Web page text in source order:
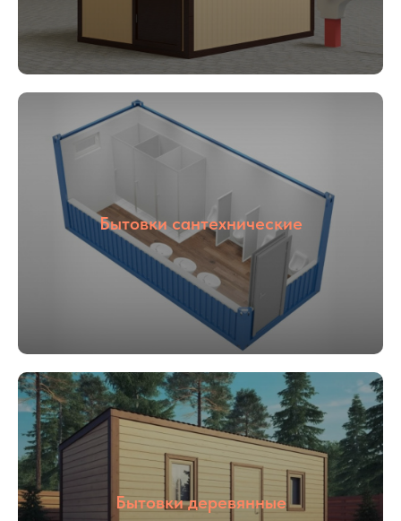
Бытовки сантехнические
Бытовки деревянные
01
Опыт более
02
Собственное
04
Прямые
поставщики
05
Цены от
производителя
Наша компания ООО «БОКС МОДУЛЬ»